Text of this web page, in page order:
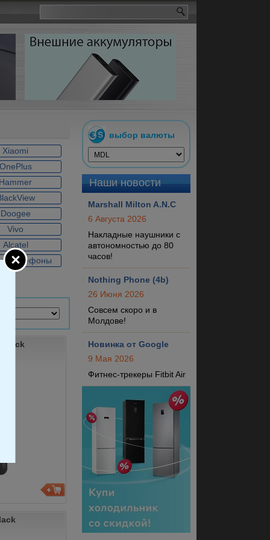
Xiaomi
Doogee
Vivo
Alcatel
телефоны
Black
выбор валюты
Наши новости
Marshall Milton A.N.C
6 Августа 2026
Накладные наушники с
автономностью до 80
часов!
Nothing Phone (4b)
26 Июня 2026
Совсем скоро и в
Молдове!
Новинка от Google
9 Мая 2026
Фитнес-трекеры Fitbit Air